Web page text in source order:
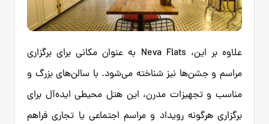
علاوه بر این، Neva Flats به عنوان مکانی برای برگزاری
مراسم و جشن‌ها نیز شناخته می‌شود. با سالن‌های بزرگ و
مناسب و تجهیزات مدرن، این هتل محیطی ایده‌آل برای
برگزاری هرگونه رویداد و مراسم اجتماعی یا تجاری فراهم